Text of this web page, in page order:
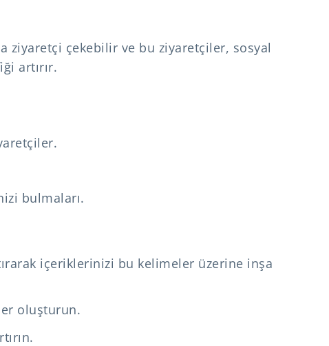
ziyaretçi çekebilir ve bu ziyaretçiler, sosyal
artırır.
bulmaları.
içeriklerinizi bu kelimeler üzerine inşa
oluşturun.